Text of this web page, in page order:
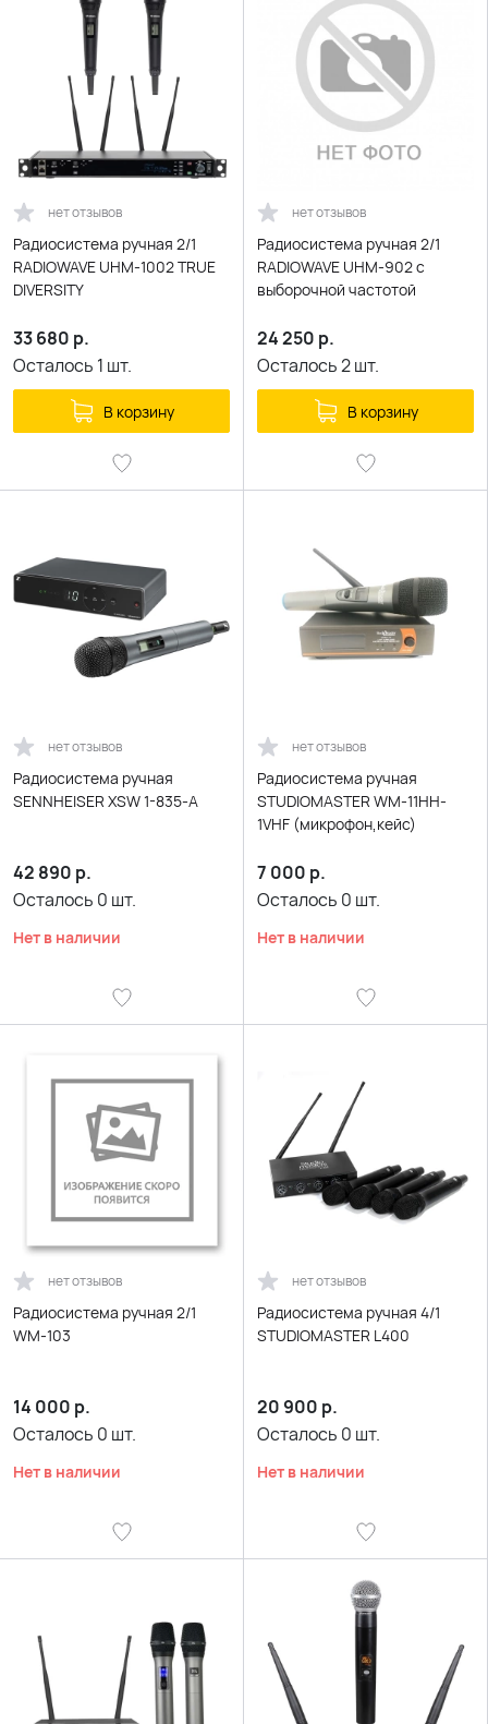
нет отзывов
Радиосистема ручная 2/1
RADIOWAVE UHM-1002 TRUE
DIVERSITY
33 680 р.
Осталось 1 шт.
В корзину
нет отзывов
Радиосистема ручная 2/1
RADIOWAVE UHM-902 с
выборочной частотой
24 250 р.
Осталось2шт.
В корзину
нет отзывов
Радиосистема ручная
SENNHEISER XSW 1-835-A
42 890 р.
Осталось 0 шт.
Нет в наличии
нет отзывов
Радиосистема ручная
STUDIOMASTER WM-11HH-
1VHF (микрофон,кейс)
7 000 р.
Осталось 0 шт.
Нет в наличии
нет отзывов
Радиосистема ручная 2/1
WM-103
14 000 р.
Осталось 0 шт.
Нет в наличии
нет отзывов
Радиосистема ручная 4/1
STUDIOMASTER L400
20 900 р.
Осталось 0 шт.
Нет в наличии